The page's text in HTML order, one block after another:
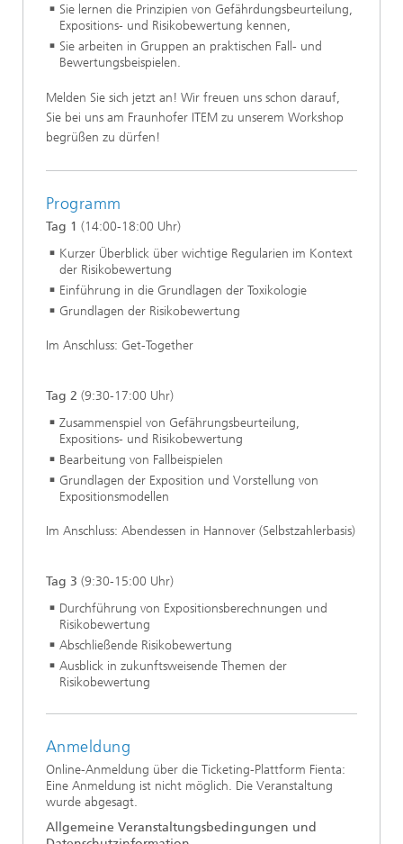
Sie lernen die Prinzipien von Gefährdungsbeurteilung,
Expositions- und Risikobewertung kennen,
Sie arbeiten in Gruppen an praktischen Fall- und
Bewertungsbeispielen.
Melden Sie sich jetzt an! Wir freuen uns schon darauf,
Sie bei uns am Fraunhofer ITEM zu unserem Workshop
begrüßen zu dürfen!
Programm
Tag 1 (14:00-18:00 Uhr)
Kurzer Überblick über wichtige Regularien im Kontext
der Risikobewertung
Einführung in die Grundlagen der Toxikologie
Grundlagen der Risikobewertung
Im Anschluss: Get-Together
Tag 2 (9:30-17:00 Uhr)
Zusammenspiel von Gefährungsbeurteilung,
Expositions- und Risikobewertung
Bearbeitung von Fallbeispielen
Grundlagen der Exposition und Vorstellung von
Expositionsmodellen
Im Anschluss: Abendessen in Hannover (Selbstzahlerbasis)
Tag 3 (9:30-15:00 Uhr)
Durchführung von Expositionsberechnungen und
Risikobewertung
Abschließende Risikobewertung
Ausblick in zukunftsweisende Themen der
Risikobewertung
Anmeldung
Online-Anmeldung über die Ticketing-Plattform Fienta:
Eine Anmeldung ist nicht möglich. Die Veranstaltung
wurde abgesagt.
Allgemeine Veranstaltungsbedingungen und